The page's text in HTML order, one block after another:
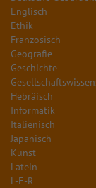
Englisch
Ethik
Französisch
Geografie
Geschichte
Hebräisch
Informatik
Italienisch
Japanisch
Kunst
Latein
L-E-R